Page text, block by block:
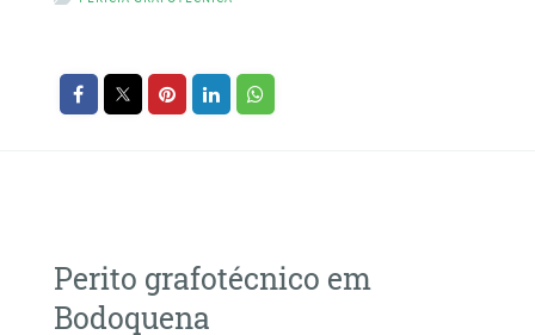
Perito grafotécnico em
Bodoquena